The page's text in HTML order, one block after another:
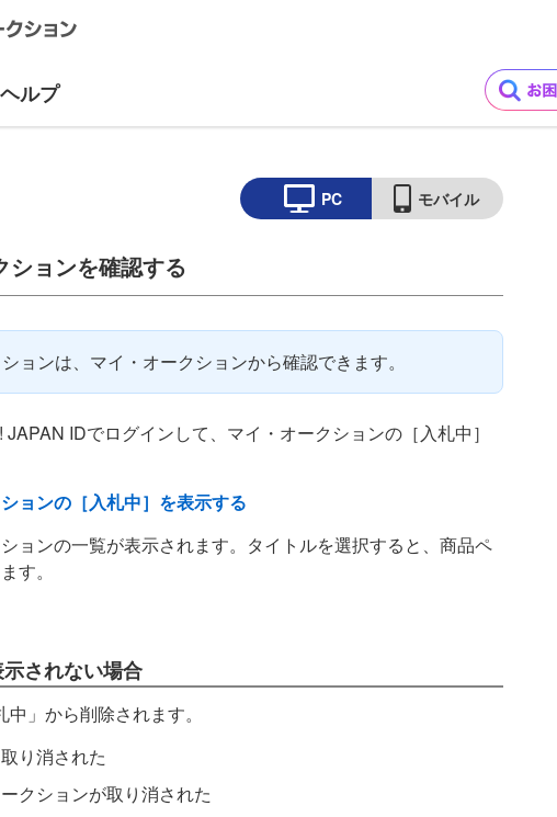
PC モバイル
ションを確認する
ョンは、マイ・オークションから確認できます。
JAPAN IDでログインして、マイ・オークションの［入札中］
ョンの［入札中］を表示する
ョンの一覧が表示されます。タイトルを選択すると、商品ペ
す。
示されない場合
」から削除されます。
り消された
クションが取り消された